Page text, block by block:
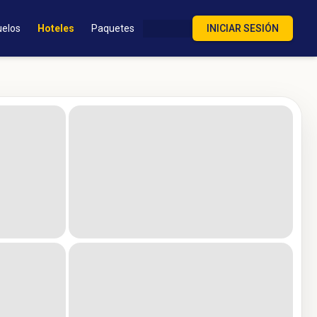
Hoteles Paquetes INICIAR SESIÓN